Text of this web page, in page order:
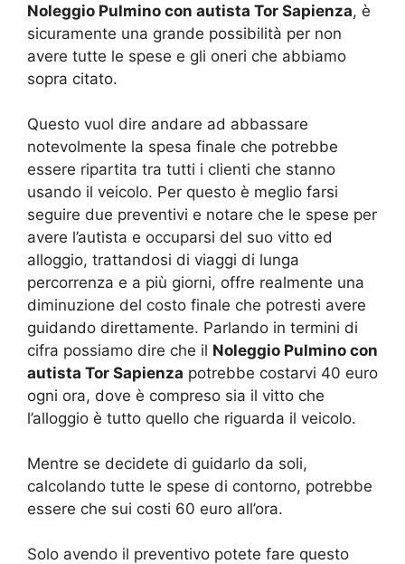
Noleggio Pulmino con autista Tor Sapienza, è
sicuramente una grande possibilità per non
avere tutte le spese e gli oneri che abbiamo
sopra citato.
Questo vuol dire andare ad abbassare
notevolmente la spesa finale che potrebbe
essere ripartita tra tutti i clienti che stanno
usando il veicolo. Per questo è meglio farsi
seguire due preventivi e notare che le spese per
avere l’autista e occuparsi del suo vitto ed
alloggio, trattandosi di viaggi di lunga
percorrenza e a più giorni, offre realmente una
diminuzione del costo finale che potresti avere
guidando direttamente. Parlando in termini di
cifra possiamo dire che il Noleggio Pulmino con
autista Tor Sapienza potrebbe costarvi 40 euro
ogni ora, dove è compreso sia il vitto che
l’alloggio è tutto quello che riguarda il veicolo.
Mentre se decidete di guidarlo da soli,
calcolando tutte le spese di contorno, potrebbe
essere che sui costi 60 euro all’ora.
Solo avendo il preventivo potete fare questo